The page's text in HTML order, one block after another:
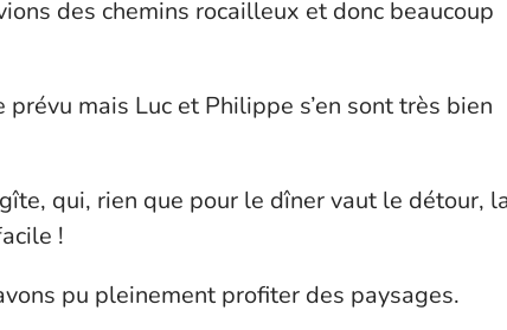
des chemins rocailleux et donc beaucoup
mais Luc et Philippe s’en sont très bien
qui, rien que pour le dîner vaut le détour,
!
pu pleinement profiter des paysages.